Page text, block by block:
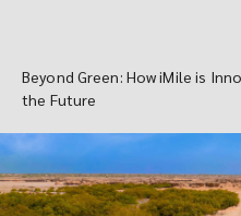
Beyond Green: How iMile is
the Future